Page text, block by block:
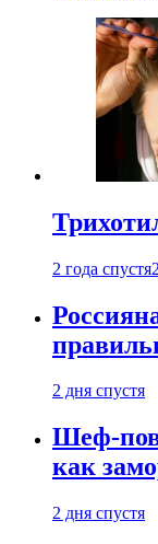
2 года спустя
2 дня спустя
Шеф-
как
2 дня спустя